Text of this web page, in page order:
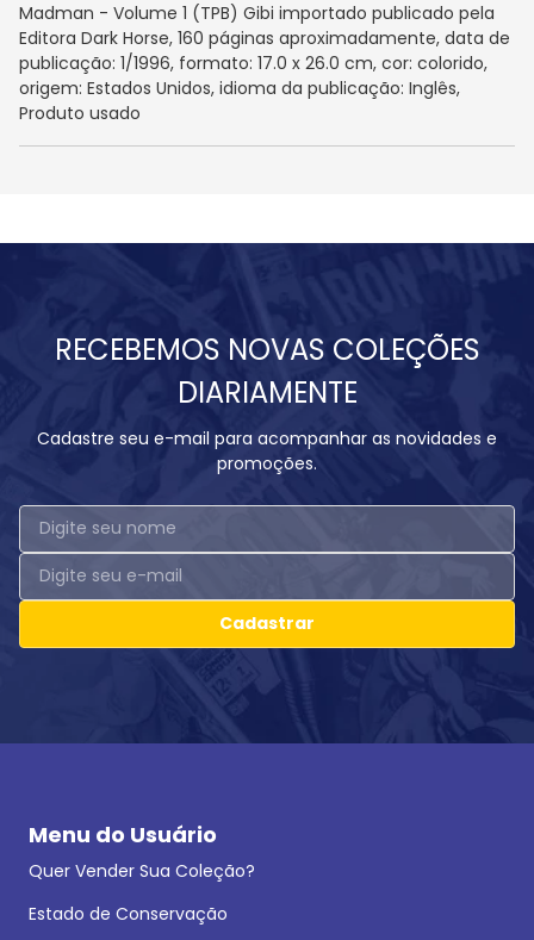
Madman - Volume 1 (TPB) Gibi importado publicado pela
Editora Dark Horse, 160 páginas aproximadamente, data de
publicação: 1/1996, formato: 17.0 x 26.0 cm, cor: colorido,
origem: Estados Unidos, idioma da publicação: Inglês,
Produto usado
RECEBEMOS NOVAS COLEÇÕES
DIARIAMENTE
Cadastre seu e-mail para acompanhar as novidades e
promoções.
Cadastrar
Menu do Usuário
Quer Vender Sua Coleção?
Estado de Conservação